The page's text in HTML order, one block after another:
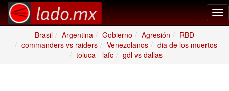
Brasil
Argentina Gobierno Agresión
RBD
commanders vs raiders
Venezolanos
dia de los muertos
toluca - lafc
gdl vs dallas